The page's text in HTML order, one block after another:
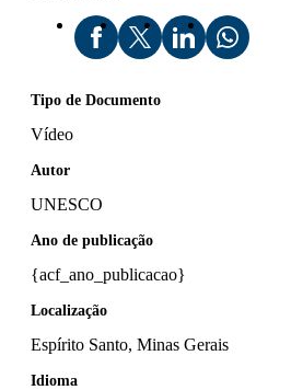
Tipo de Documento
Vídeo
Autor
UNESCO
Ano de publicação
{acf_ano_publicacao}
Localização
Espírito Santo, Minas Gerais
Idioma